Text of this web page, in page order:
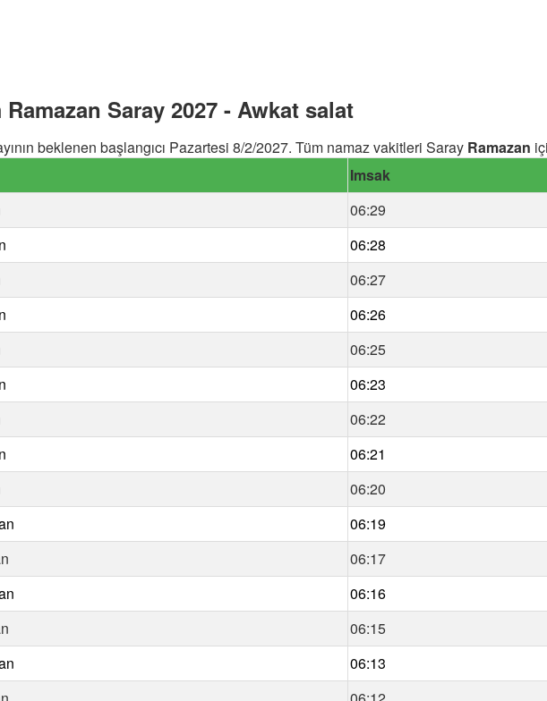
Ramazan Saray 2027 - Awkat salat
beklenen başlangıcı Pazartesi 8/2/2027. Tüm namaz vakitleri Saray Ramazan
Imsak
06:29
06:28
06:27
06:26
06:25
06:23
06:22
06:21
06:20
06:19
06:17
06:16
06:15
06:13